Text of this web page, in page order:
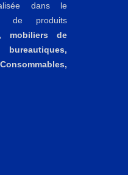
dans le
de produits
mobiliers de